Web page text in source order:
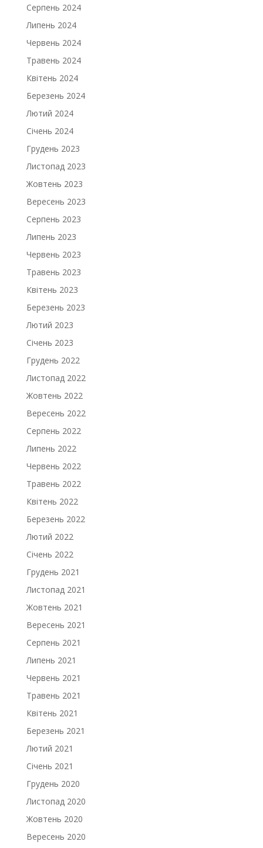
Серпень 2024
Липень 2024
Червень 2024
Травень 2024
Квітень 2024
Березень 2024
Лютий 2024
Січень 2024
Грудень 2023
Листопад 2023
Жовтень 2023
Вересень 2023
Серпень 2023
Липень 2023
Червень 2023
Травень 2023
Квітень 2023
Березень 2023
Лютий 2023
Січень 2023
Грудень 2022
Листопад 2022
Жовтень 2022
Вересень 2022
Серпень 2022
Липень 2022
Червень 2022
Травень 2022
Квітень 2022
Березень 2022
Лютий 2022
Січень 2022
Грудень 2021
Листопад 2021
Жовтень 2021
Вересень 2021
Серпень 2021
Липень 2021
Червень 2021
Травень 2021
Квітень 2021
Березень 2021
Лютий 2021
Січень 2021
Грудень 2020
Листопад 2020
Жовтень 2020
Вересень 2020